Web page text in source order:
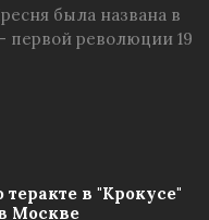
была названа в
первой революции 19
в "Крокусе"
Москве